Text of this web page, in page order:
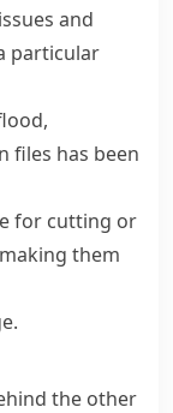
and
particular
files has been
for cutting or
them
the other